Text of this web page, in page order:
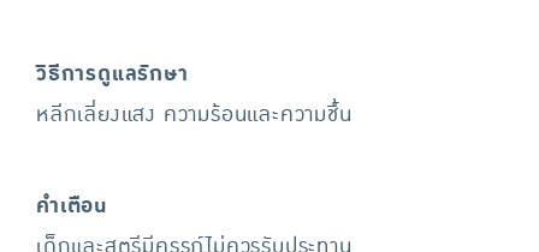
วิธีการดูแลรักษา
หลีกเลี่ยงแสง ความร้อนและความชื้น
คำเตือน